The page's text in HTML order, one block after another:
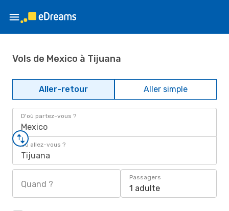
Vols de Mexico à Tijuana
Aller-retour Aller simple
D'où partez-vous ?
Mexico
Où allez-vous ?
Tijuana
Quand ?
Passagers
1 adulte